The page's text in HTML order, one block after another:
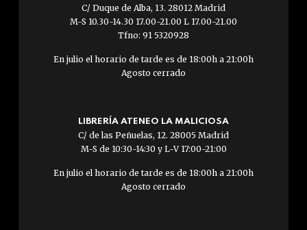
C/ Duque de Alba, 13. 28012 Madrid
M-S 10.30-14.30 17.00-21.00 L 17.00-21.00
Tfno: 91 5320928
En julio el horario de tarde es de 18:00h a 21:00h
Agosto cerrado
LIBRERÍA ATENEO LA MALICIOSA
C/ de las Peñuelas, 12. 28005 Madrid
M-S de 10:30-14:30 y L-V 17:00-21:00
En julio el horario de tarde es de 18:00h a 21:00h
Agosto cerrado